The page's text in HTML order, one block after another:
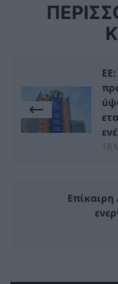
18
Επίκαιρη